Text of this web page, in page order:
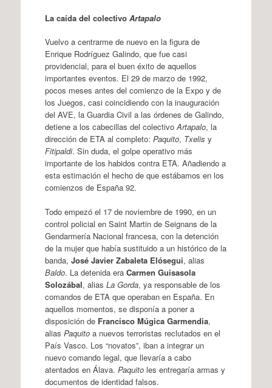
La caída del colectivo Artapalo
Vuelvo a centrarme de nuevo en la figura de
Enrique Rodríguez Galindo, que fue casi
providencial, para el buen éxito de aquellos
importantes eventos. El 29 de marzo de 1992,
pocos meses antes del comienzo de la Expo y de
los Juegos, casi coincidiendo con la inauguración
del AVE, la Guardia Civil a las órdenes de Galindo,
detiene a los cabecillas del colectivoArtapalo, la
dirección de ETA al completo: Paquito, Txelis y
Fitipaldi. Sin duda, el golpe operativo más
importante de los habidos contra ETA. Añadiendo a
esta estimación el hecho de que estábamos en los
comienzos de España 92.
Todo empezó el 17 de noviembre de 1990, en un
control policial en Saint Martin de Seignans de la
Gendarmería Nacional francesa, con la detención
de la mujer que había sustituido a un histórico de la
banda, José Javier Zabaleta Elósegui, alias
Baldo. La detenida era Carmen Guisasola
Solozábal, alias La Gorda, ya responsable de los
comandos de ETA que operaban en España. En
aquellos momentos, se disponía a poner a
disposición de Francisco Múgica Garmendia,
alias Paquitoa nuevos terroristas reclutados en el
País Vasco. Los “novatos”, iban a integrar un
nuevo comando legal, que llevaría a cabo
atentados en Álava. Paquitoles entregaría armas y
documentos de identidad falsos.